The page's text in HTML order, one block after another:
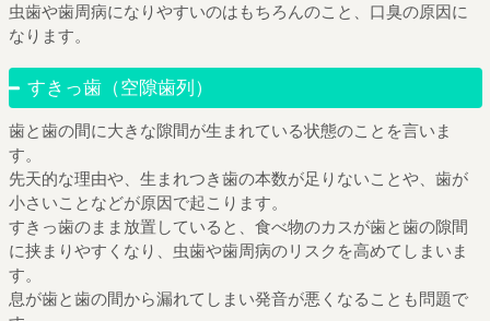
虫歯や歯周病になりやすいのはもちろんのこと、口臭の原因に
なります。
すきっ歯（空隙歯列）
歯と歯の間に大きな隙間が生まれている状態のことを言いま
す。
先天的な理由や、生まれつき歯の本数が足りないことや、歯が
小さいことなどが原因で起こります。
すきっ歯のまま放置していると、食べ物のカスが歯と歯の隙間
に挟まりやすくなり、虫歯や歯周病のリスクを高めてしまいま
す。
息が歯と歯の間から漏れてしまい発音が悪くなることも問題で